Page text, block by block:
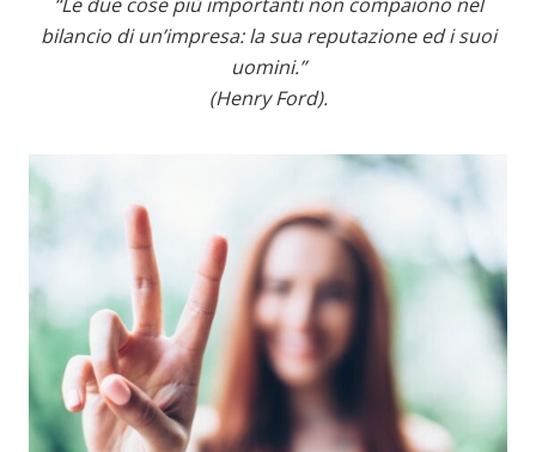
bilancio di un’impresa: la sua reputazione ed i suoi
uomini.”
(Henry Ford).